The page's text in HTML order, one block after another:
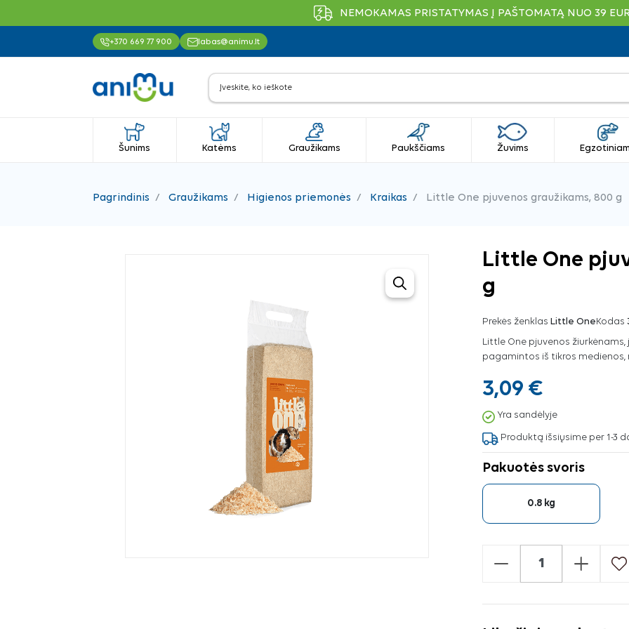
NEMOKAMAS PRISTATYMAS Į PAŠTOMATĄ NUO 39
+370 669 77 900 labas@animu.lt
Šunims Katėms Graužikams Paukščiams Žuvims
Pagrindinis Graužikams Higienos priemonės Kraikas Little One pjuvenos graužikams, 800 g
Little One
g
Prekės ženklas Little OneKodas
Little One pjuvenos
pagamintos iš tikros medienos,
3,09 €
Yra sandėlyje
Produktą išsiųsime per 1-3
Pakuotės svoris
0.8 kg
- +